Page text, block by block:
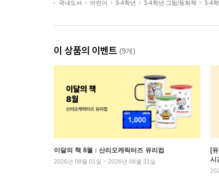
국내도서
어린이 3-4학년 3-4학년 그림/동화책 3-4
이 상품의 이벤트 (9개)
이달의 책 8월 : 산리오캐릭터즈 유리컵
2026년 08월 01일 ~ 2026년 08월 31일
[
시